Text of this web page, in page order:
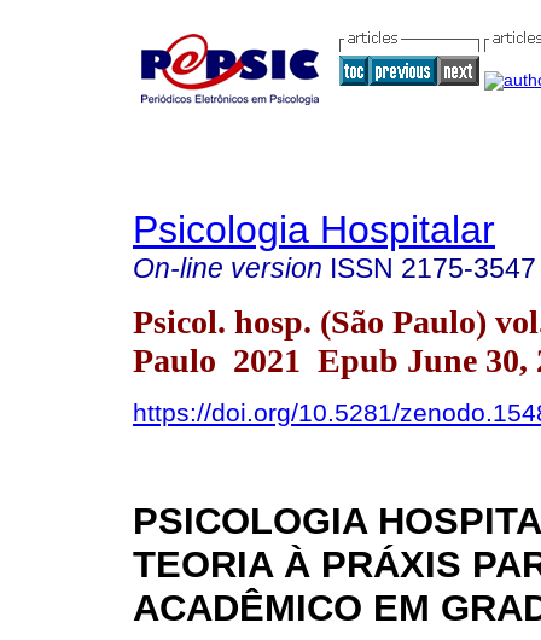
Psicologia Hospitalar
On-line version ISSN 2175-3547
Psicol. hosp. (São Paulo)
Paulo 2021 Epub June 30,
https://doi.org/10.5281/
PSICOLOGIA
TEORIA À PRÁXIS
ACADÊMICO EM